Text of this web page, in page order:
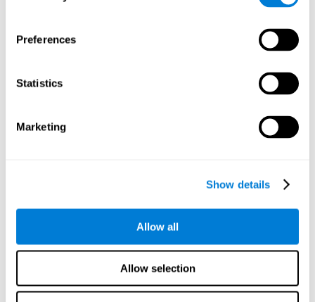
Preferences
Statistics
Marketing
Show details
Allow all
Allow selection
espaces. Avec cette activité, nous entraînons notre capacité
de perception spatiale. Améliorer cette habileté cognitive
qui nous entoure, minimiser le nombre de chutes dues aux
collisions contre les objets autour de nous ou encore nous
Perception visuelle:Pour ce jeu d'entraînement cérébral
, nous devons identifier correctement tous
nous renforçons les zones cérébrales associées à la
perception visuelle. Améliorer cette habileté cognitive peut
notre environnement. Comme par exemple, identifier des